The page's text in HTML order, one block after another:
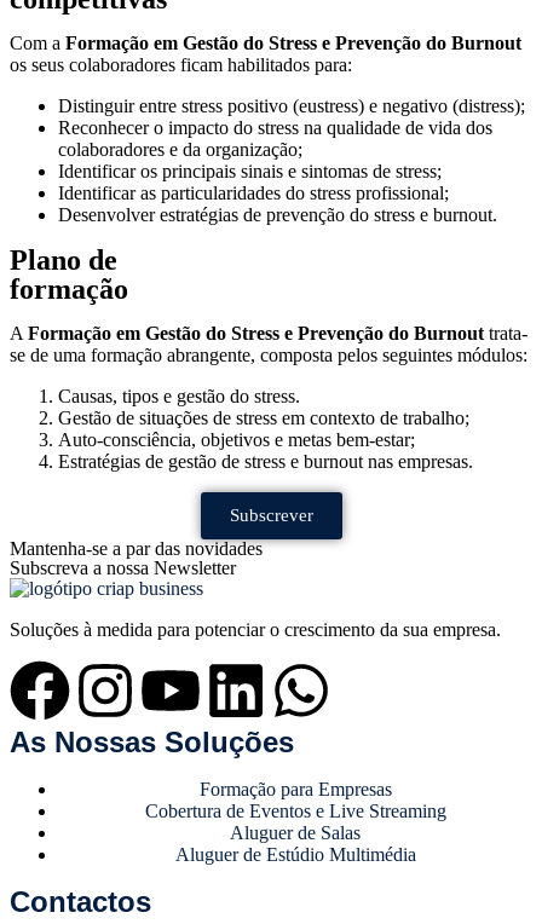
Com a Formação em Gestão do Stress e Prevenção do Burnout
os seus colaboradores ficam habilitados para:
Distinguir entre stress positivo (eustress) e negativo (distress);
Reconhecer o impacto do stress na qualidade de vida dos
colaboradores e da organização;
Identificar os principais sinais e sintomas de stress;
Identificar as particularidades do stress profissional;
Desenvolver estratégias de prevenção do stress e burnout.
Plano de
formação
A Formação em Gestão do Stress e Prevenção do Burnout trata-
se de uma formação abrangente, composta pelos seguintes módulos:
Causas, tipos e gestão do stress.
Gestão de situações de stress em contexto de trabalho;
Auto-consciência, objetivos e metas bem-estar;
Estratégias de gestão de stress e burnout nas empresas.
Subscrever
Mantenha-se a par das novidades
Subscreva a nossa Newsletter
Soluções à medida para potenciar o crescimento da sua empresa.
As Nossas Soluções
Formação para Empresas
Cobertura de Eventos e Live Streaming
Aluguer de Salas
Aluguer de Estúdio Multimédia
Contactos